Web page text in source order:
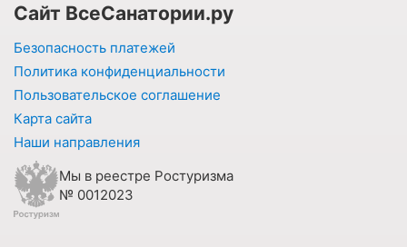
Сайт ВсеСанатории.ру
Безопасность платежей
Политика конфиденциальности
Пользовательское соглашение
Карта сайта
Наши направления
Мы в реестре Ростуризма
№ 0012023